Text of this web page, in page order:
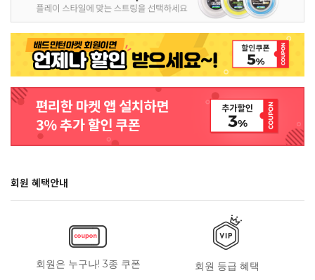
회원 혜택안내
회원은 누구나! 3종 쿠폰 회원 등급 혜택